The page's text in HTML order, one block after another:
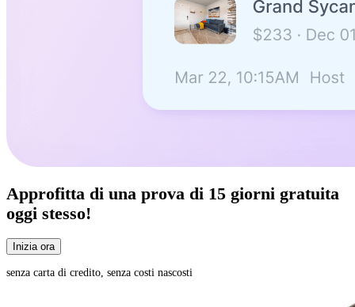
Approfitta di una prova di 15 giorni gratuita
oggi stesso!
Inizia ora
senza carta di credito, senza costi nascosti